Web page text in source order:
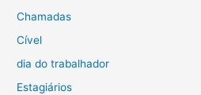
Chamadas
Cível
dia do trabalhador
Estagiários